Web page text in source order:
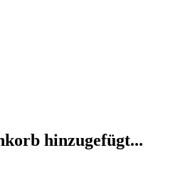
hinzugefügt...